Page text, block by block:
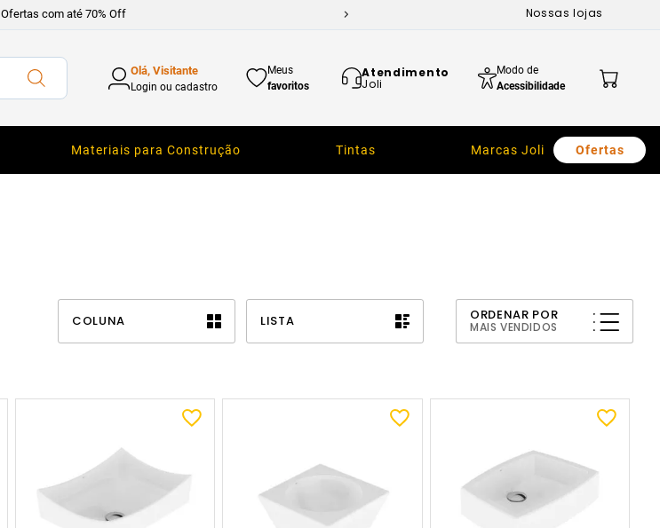
Ofertas com até 70% Off Nossas lojas
Olá, Visitante
Login ou cadastro
Meus
favoritos
Atendimento
Joli
Modo de
Acessibilidade
Materiais para Construção Tintas Marcas Joli Ofertas
COLUNA LISTA ORDENAR POR
MAIS VENDIDOS